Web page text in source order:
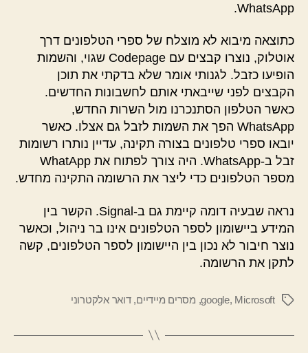
WhatsApp.
כתוצאה מיבוא לא מוצלח של ספרי הטלפונים דרך
אוטלוק, נוצרו קבצים עם Codepage שגוי, והשמות
הופיעו כזבל. לגנותי אומר שלא בדקתי את תוכן
הקבצים לפני שייבאתי אותם לחשבונות החדשים.
כאשר הטלפון הסתנכרנו מול השרות החדש,
WhatsApp הפך את השמות לזבל גם אצלו. כאשר
יובאו ספרי טלפונים בצורה תקינה, עדיין נותרו רשומות
זבל ב-WhatsApp. היה צורך לפתוח את WhatApp
מספר הטלפונים כדי ליצר את הרשומה התקינה מחדש.
נראה שבעיה דומה קיימת גם ב-Signal. הקשר בין
המידע ביישומון לספר הטלפונים אינו בר ניהול, וכאשר
נוצר חיבור לא נכון בין היישומון לספר הטלפונים, קשה
לתקן את הרשומה.
תגיות google, Microsoft
, מסרים מיידיים,דואר אלקטרוני